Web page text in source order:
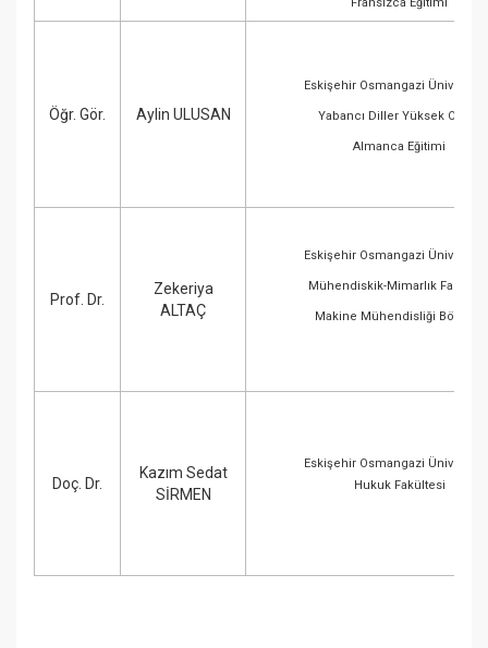
Öğr. Gör. Aylin ULUSAN
Eskişehir Osmangazi
Yabancı Diller Yüksek Okulu
Almanca Eğitimi
Prof. Dr.
Zekeriya
ALTAÇ
Eskişehir Osmangazi
Mühendiskik-Mimarlık
Makine Mühendisliği Bölümü
Doç. Dr.
Kazım Sedat
SİRMEN
Eskişehir Osmangazi
Hukuk Fakültesi